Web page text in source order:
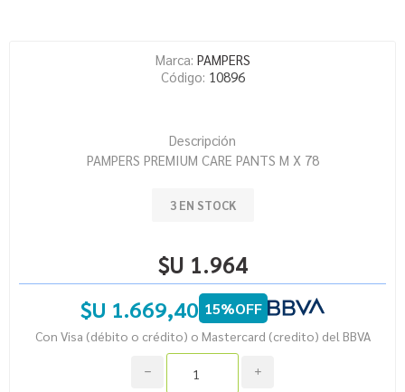
Marca: PAMPERS
Código: 10896
Descripción
PAMPERS PREMIUM CARE PANTS M X 78
3 EN STOCK
$U 1.964
$U 1.669,40 15%OFF
Con Visa (débito o crédito) o Mastercard (credito) del BBVA
i
h